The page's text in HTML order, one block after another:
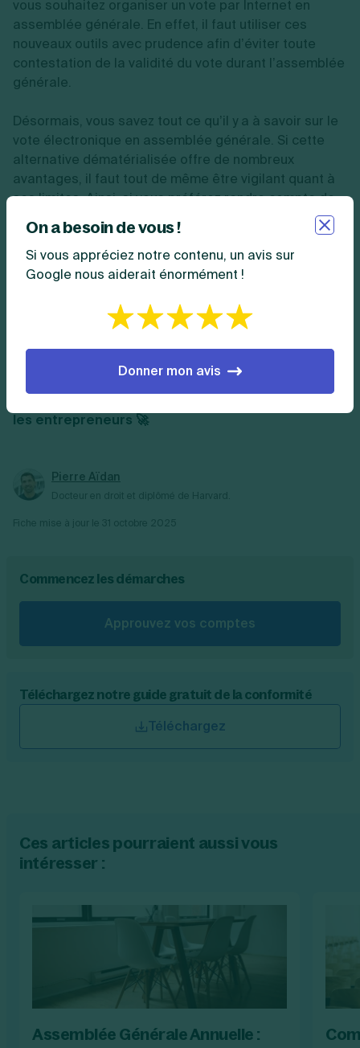
vous souhaitez organiser un vote par Internet en
assemblée générale. En effet, il faut utiliser ces
nouveaux outils avec prudence afin d’éviter toute
contestation de la validité du vote durant l’assemblée
générale.
Désormais, vous savez tout ce qu’il y a à savoir sur le
vote électronique en assemblée générale. Si cette
alternative dématérialisée offre de nombreux
avantages, il faut tout de même être vigilant quant à
ses limites. Ainsi, si vous préférez rendre compte de
vos assemblées générales par vous-même, n’hésitez
pas à télécharger notre modèle de
procès-verbal
d’assemblée générale.
Résumer cet article avec :
les entrepreneurs 🚀
Pierre Aïdan
Commencez les démarches
Approuvez vos comptes
Téléchargez notre guide gratuit de la conformité
Téléchargez
Ces articles pourraient aussi vous
intéresser :
Assemblée Générale Annuelle :
On a besoin de vous !
Si vous appréciez notre contenu, un avis sur
Google nous aiderait énormément !
Donner mon avis